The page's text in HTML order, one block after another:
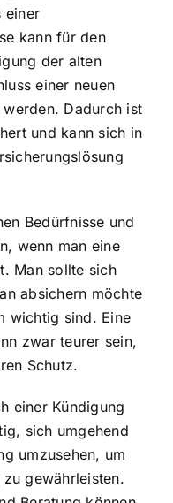
einer
kann für den
der alten
einer neuen
Dadurch ist
und kann sich in
Bedürfnisse und
wenn man eine
Man sollte sich
absichern möchte
wichtig sind. Eine
zwar teurer sein,
Schutz.
einer Kündigung
sich umgehend
umzusehen, um
gewährleisten.